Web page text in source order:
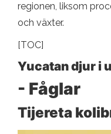
regionen, liksom
och växter.
[TOC]
Yucatan djur i
- Fåglar
Tijereta